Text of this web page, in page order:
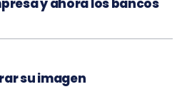
y ahora los bancos
su imagen